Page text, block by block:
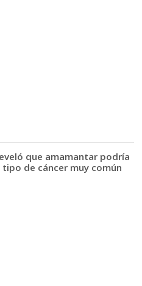
que amamantar podría
de cáncer muy común